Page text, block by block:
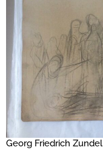
Georg Friedrich Zundel